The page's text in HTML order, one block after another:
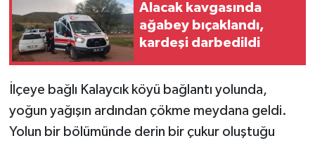
Alacak kavgasında
ağabey bıçaklandı,
kardeşi darbedildi
İlçeye bağlı Kalaycık köyü bağlantı yolunda,
yoğun yağışın ardından çökme meydana geldi.
Yolun bir bölümünde derin bir çukur oluştuğu
Sağlık
Son Dakika
Yaşam
Yerel